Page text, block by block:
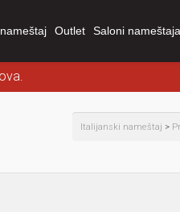
Outlet Saloni nameštaja
Italijanski nameštaj >